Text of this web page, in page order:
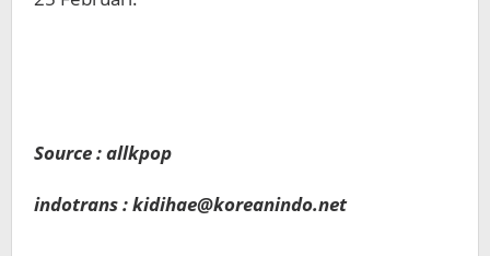
Source : allkpop
indotrans : kidihae@koreanindo.net